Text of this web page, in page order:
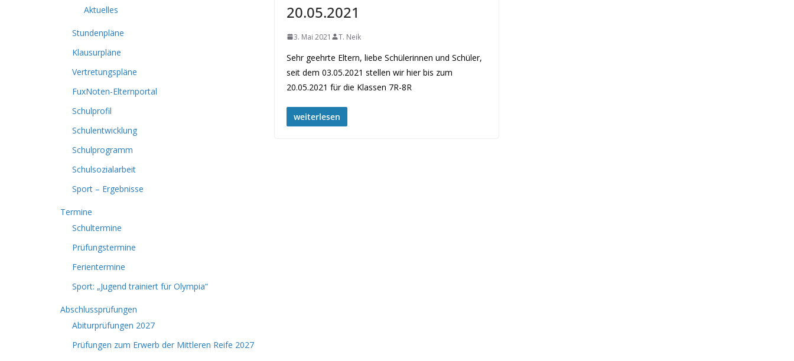
20.05.2021
3. Mai 2021 T. Neik
Sehr geehrte Eltern, liebe Schülerinnen und Schüler,
seit dem 03.05.2021 stellen wir hier bis zum
20.05.2021 für die Klassen 7R-8R
weiterlesen
Aktuelles
Stundenpläne
Klausurpläne
Vertretungspläne
FuxNoten-Elternportal
Schulprofil
Schulentwicklung
Schulprogramm
Schulsozialarbeit
Sport – Ergebnisse
Termine
Schultermine
Prüfungstermine
Ferientermine
Sport: „Jugend trainiert für Olympia“
Abschlussprüfungen
Abiturprüfungen 2027
Prüfungen zum Erwerb der Mittleren Reife 2027